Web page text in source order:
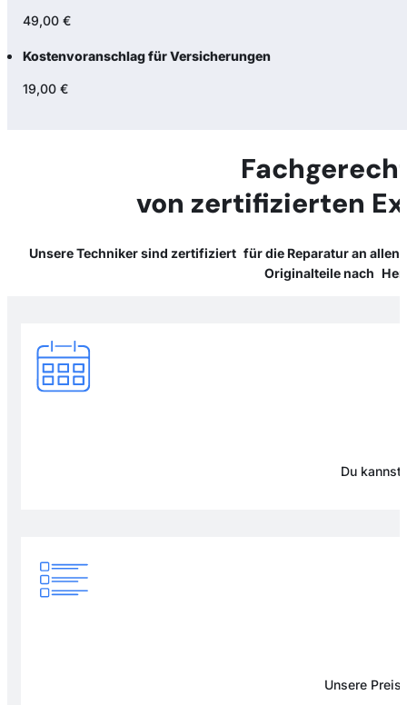
49,00 €
Kostenvoranschlag für Versicherungen
19,00 €
von zertifizierten
Unsere Techniker sind zertifiziert für die Reparatur an
Originalteile nach
Du kannst
Unsere